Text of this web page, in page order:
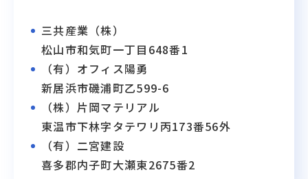
三共産業（株）
松山市和気町一丁目648番1
（有）オフィス陽勇
新居浜市磯浦町乙599-6
（株）片岡マテリアル
東温市下林字タテワリ丙173番56外
（有）二宮建設
喜多郡内子町大瀬東2675番2